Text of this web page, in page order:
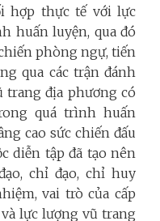
hợp thực tế với lực
huấn luyện, qua đó
phòng ngự, tiến
qua các trận đánh
trang địa phương có
quá trình huấn
cao sức chiến đấu
diễn tập đã tạo nên
chỉ đạo, chỉ huy
vai trò của cấp
lực lượng vũ trang